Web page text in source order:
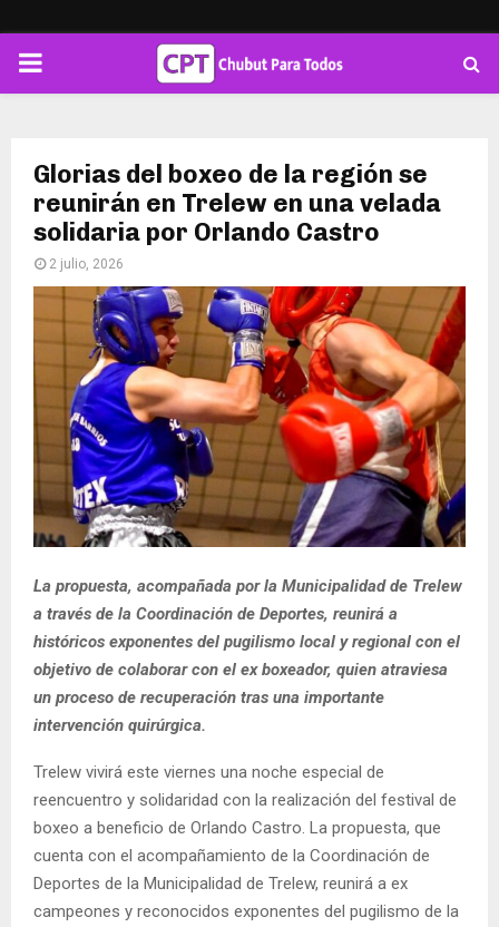
PRIMARY
Glorias del boxeo de la región se
reunirán en Trelew en una velada
solidaria por Orlando Castro
2 julio, 2026
La propuesta, acompañada por la Municipalidad de Trelew
a través de la Coordinación de Deportes, reunirá a
históricos exponentes del pugilismo local y regional con el
objetivo de colaborar con el ex boxeador, quien atraviesa
un proceso de recuperación tras una importante
intervención quirúrgica.
Trelew vivirá este viernes una noche especial de
reencuentro y solidaridad con la realización del festival de
boxeo a beneficio de Orlando Castro. La propuesta, que
cuenta con el acompañamiento de la Coordinación de
Deportes de la Municipalidad de Trelew, reunirá a ex
campeones y reconocidos exponentes del pugilismo de la